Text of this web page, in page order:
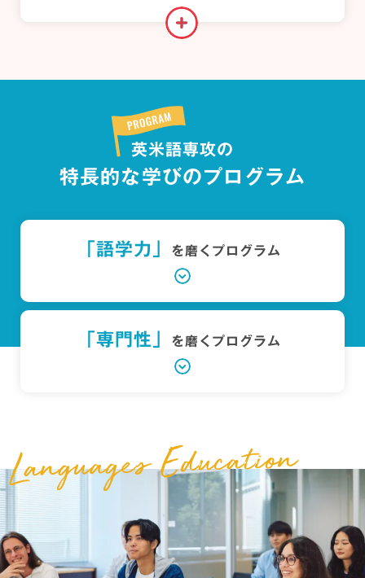
英米語専攻の
特長的な学びのプログラム
「語学力」 を磨くプログラム
「専門性」 を磨くプログラム